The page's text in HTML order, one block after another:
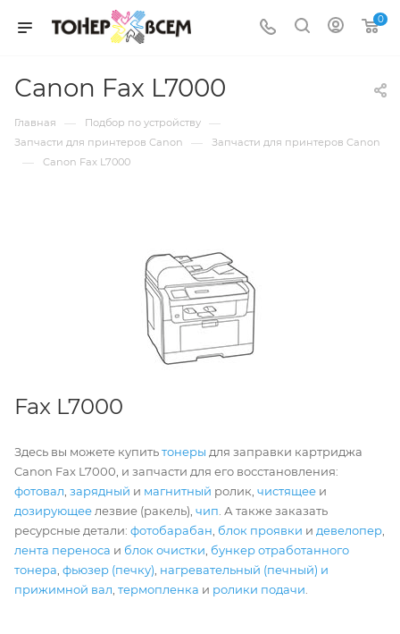
0
Canon Fax L7000
Главная — Подбор по устройству —
Запчасти для принтеров Canon — Запчасти для принтеров Canon
— Canon Fax L7000
Fax L7000
Здесь вы можете купитьтонеры для заправки картриджа
Canon Fax L7000, и запчасти для его восстановления:
фотовал зарядный и магнитный ролик, чистящее и
дозирующее лезвие (ракель), чип . А также заказать
ресурсные детали: фотобарабан блок проявки и девелопер
лента переноса и блок очистки бункер отработанного
тонера фьюзер (печку) нагревательный (печный) и
прижимной вал термопленка и ролики подачи